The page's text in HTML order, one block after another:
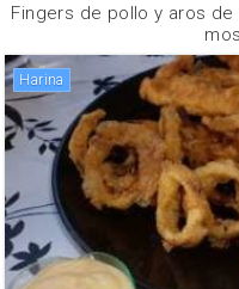
Fingers de pollo y aros
harina